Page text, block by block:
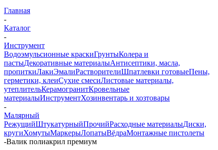
Главная
-
Каталог
-
Инструмент
Водоэмульсионные краскиГрунтыКолера и
пастыДекоративные материалыАнтисептики, масла,
пропиткиЛакиЭмалиРастворителиШпатлевки готовыеПены,
герметики, клеиСухие смесиЛистовые материалы,
утеплительКерамогранитКровельные
материалыИнструментХозинвентарь и хозтовары
-
Малярный
РежущийШтукатурныйПрочийРасходные материалыДиски,
кругиХомутыМаркерыЛопатыВёдраМонтажные пистолеты
-Валик полиакрил премиум